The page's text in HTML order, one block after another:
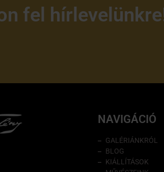
fel
NAVIGÁCIÓ
GALÉRIÁNKRÓL
BLOG
KIÁLLÍTÁSOK